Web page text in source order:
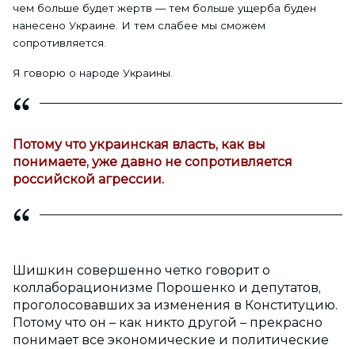
чем больше будет жертв — тем больше ущерба буден
нанесено Украине. И тем слабее мы сможем
сопротивляется.
Я говорю о народе Украины.
Потому что украинская власть, как вы
понимаете, уже давно не сопротивляется
российской агрессии.
Шишкин совершенно четко говорит о
коллаборационизме Порошенко и депутатов,
проголосовавших за изменения в Конституцию.
Потому что он – как никто другой – прекрасно
понимает все экономические и политические